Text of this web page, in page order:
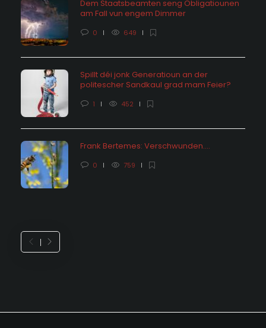
Dem Staatsbeamten seng Obligatiounen
am Fall vun engem Dimmer
0 649
Spillt déi jonk Generatioun an der
politescher Sandkaul grad mam Feier?
1 452
Frank Bertemes: Verschwunden….
0 759